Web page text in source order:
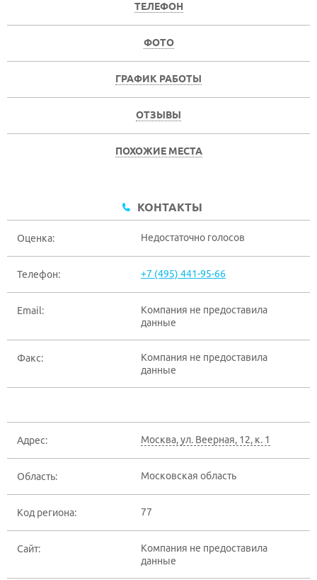
ТЕЛЕФОН
ФОТО
ГРАФИК РАБОТЫ
ОТЗЫВЫ
ПОХОЖИЕ МЕСТА
КОНТАКТЫ
Оценка: Недостаточно голосов
Телефон: +7 (495) 441-95-66
Email:
Компания не предоставила
данные
Факс:
Компания не предоставила
данные
Адрес: Москва,ул. Веерная, 12, к. 1
Область: Московская область
Код региона: 77
Сайт:
Компания не предоставила
данные